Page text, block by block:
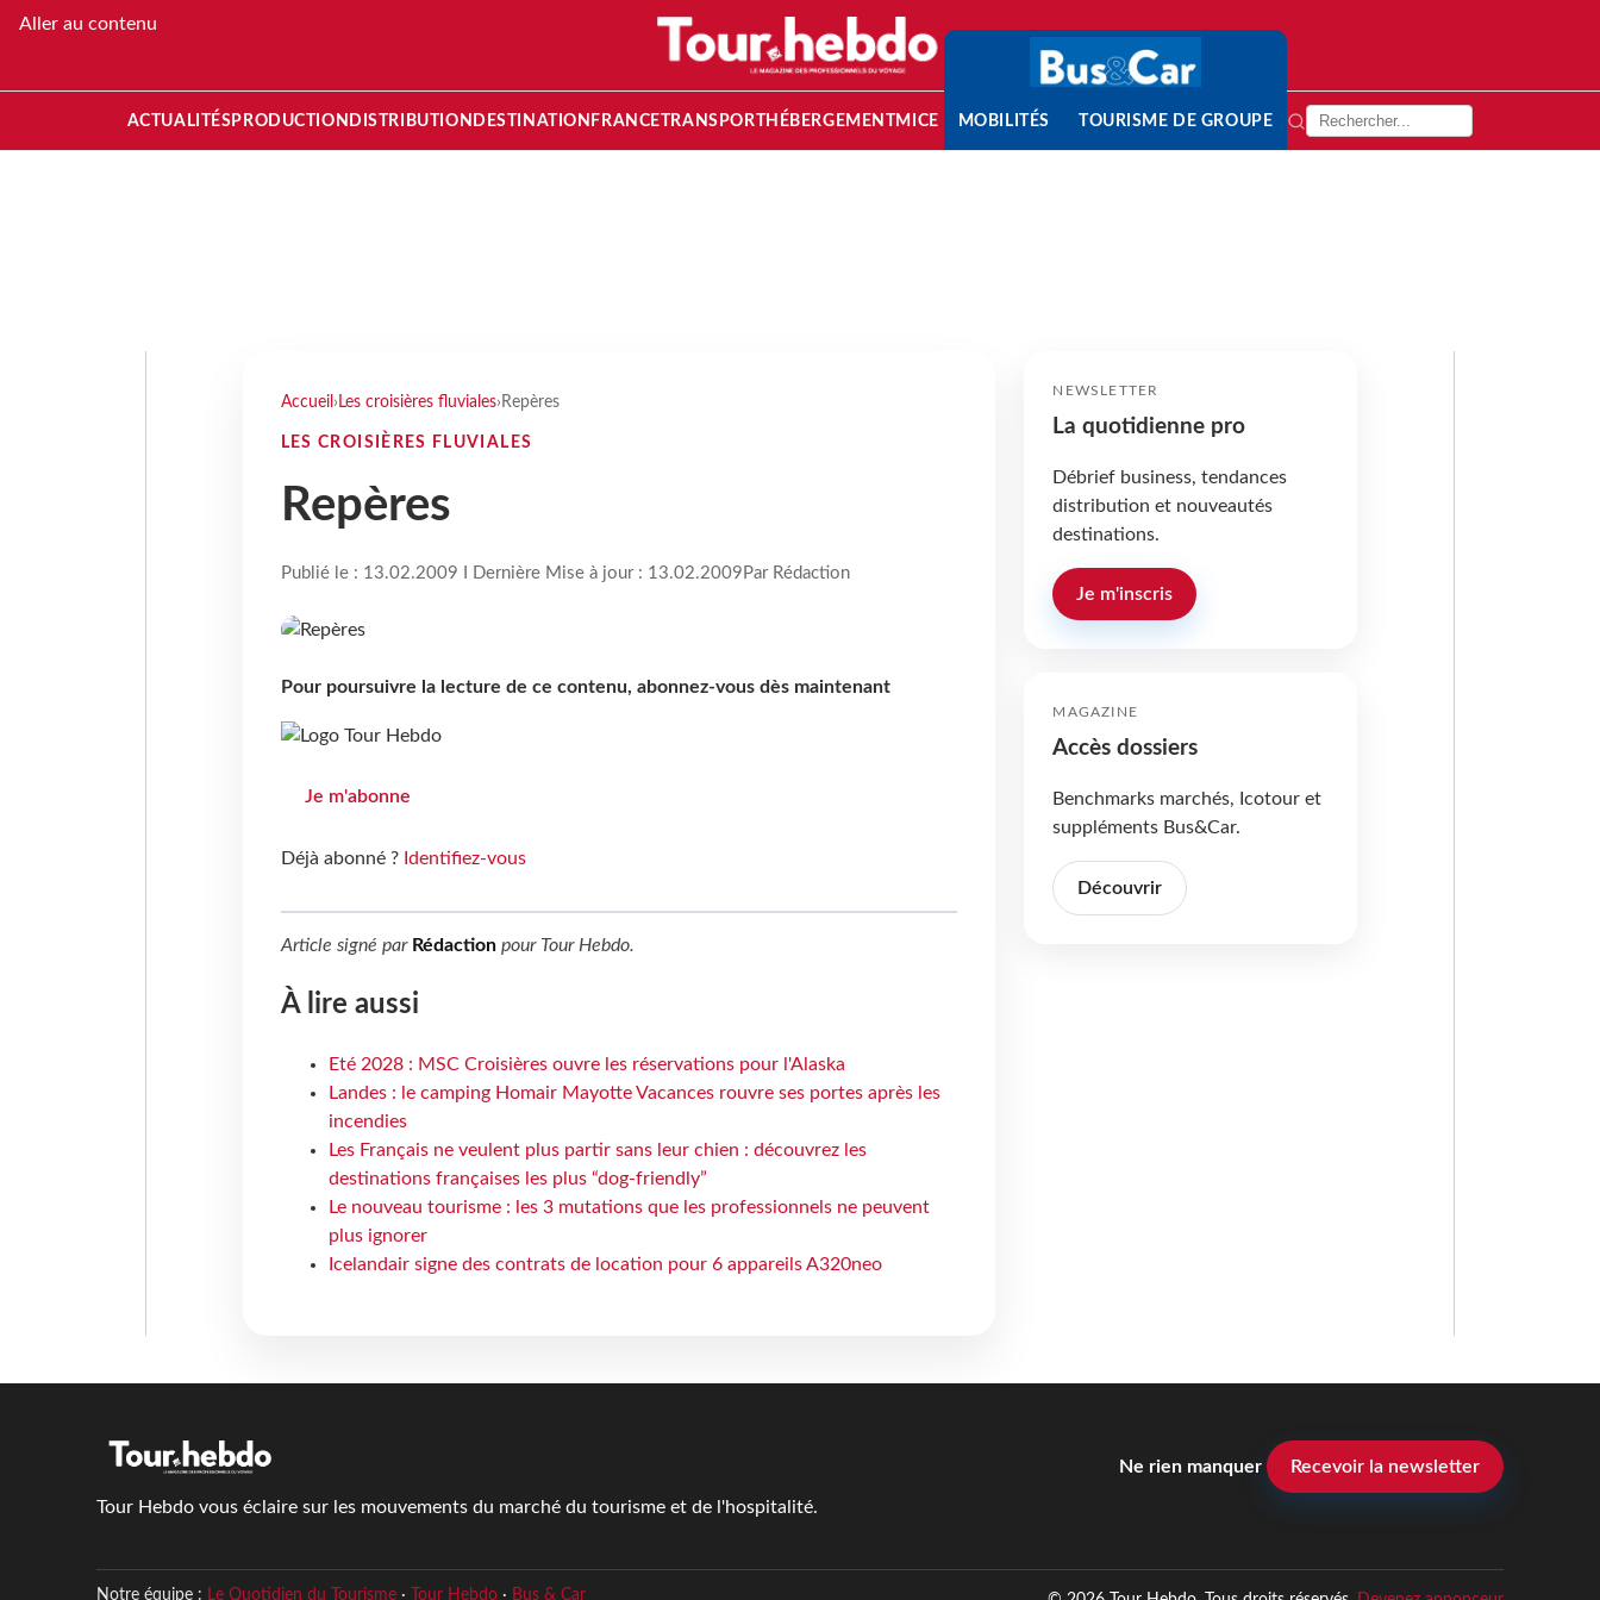
Aller au contenu
ACTUALITÉS PRODUCTION DISTRIBUTION DESTINATION FRANCETRANSPORT HÉBERGEMENTMICE MOBILITÉS TOURISME DE GROUPE
Accueil › Les croisières fluviales› Repères
LES CROISIÈRES FLUVIALES
Repères
Publié le : 13.02.2009 I Dernière Mise à jour : 13.02.2009 Par Rédaction
Pour poursuivre la lecture de ce contenu, abonnez-vous dès maintenant
Je m'abonne
Déjà abonné ? Identifiez-vous
Article signé par Rédactionpour Tour Hebdo.
À lire aussi
Eté 2028 : MSC Croisières ouvre les réservations pour l'Alaska
Landes : le camping Homair Mayotte Vacances rouvre ses portes après les
incendies
Les Français ne veulent plus partir sans leur chien : découvrez les
destinations françaises les plus “dog-friendly”
Le nouveau tourisme : les 3 mutations que les professionnels ne peuvent
plus ignorer
Icelandair signe des contrats de location pour 6 appareils A320neo
NEWSLETTER
La quotidienne pro
Débrief business, tendances
distribution et nouveautés
destinations.
Je m'inscris
MAGAZINE
Accès dossiers
Benchmarks marchés, Icotour et
suppléments Bus&Car.
Découvrir
Tour Hebdo vous éclaire sur les mouvements du marché du tourisme et de l'hospitalité.
Ne rien manquer Recevoir la newsletter
Notre équipe : Le Quotidien du Tourisme· Tour Hebdo· Bus & Car